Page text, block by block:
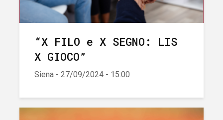
“X FILO e X SEGNO: LIS
X GIOCO”
Siena - 27/09/2024 - 15:00